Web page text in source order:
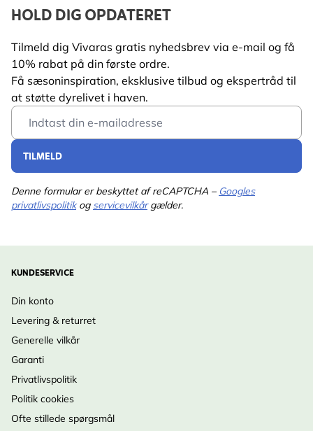
Grønirisk, Stillits, Stær,
Grønsisken, Solsort,
Spætmejse
HOLD DIG OPDATERET
Tilmeld dig Vivaras gratis nyhedsbrev via e-mail og få
10% rabat på din første ordre.
Få sæsoninspiration, eksklusive tilbud og ekspertråd til
at støtte dyrelivet i haven.
Email Address
TILMELD
Denne formular er beskyttet af reCAPTCHA – Googles
privatlivspolitikog servicevilkårgælder.
KUNDESERVICE
Din konto
Levering & returret
Generelle vilkår
Garanti
Privatlivspolitik
Politik cookies
Ofte stillede spørgsmål